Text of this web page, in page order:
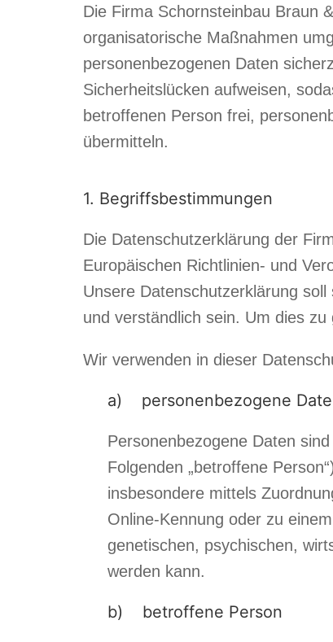
Die Firma Schornsteinbau Braun
organisatorische Maßnahmen
personenbezogenen Daten
Sicherheitslücken aufweisen,
betroffenen Person frei,
übermitteln.
1. Begriffsbestimmungen
Die Datenschutzerklärung der
Europäischen Richtlinien- und
Unsere Datenschutzerklärung
und verständlich sein. Um dies
Wir verwenden in dieser
a) personenbezogene
Personenbezogene Daten
Folgenden „betroffene
insbesondere mittels
Online-Kennung oder zu
genetischen, psychischen,
werden kann.
b) betroffene Person